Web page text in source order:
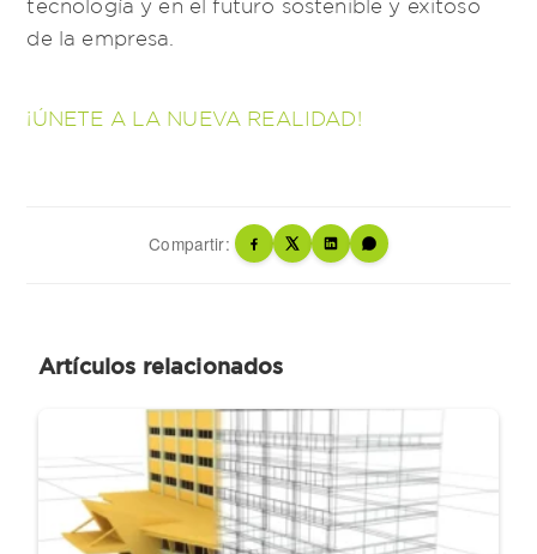
de la empresa.
¡ÚNETE A LA NUEVA REALIDAD!
Compartir:
Artículos relacionados